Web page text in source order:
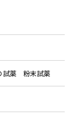
試薬 粉末試薬